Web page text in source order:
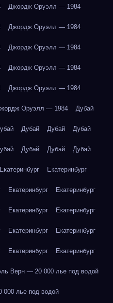
Джордж Оруэлл — 1984
Джордж Оруэлл — 1984
Джордж Оруэлл — 1984
Джордж Оруэлл — 1984
Джордж Оруэлл — 1984
Оруэлл — 1984 Дубай
Дубай Дубай Дубай
Дубай Дубай Дубай
Екатеринбург Екатеринбург
Екатеринбург Екатеринбург
Екатеринбург Екатеринбург
Екатеринбург Екатеринбург
Екатеринбург Екатеринбург
Верн — 20 000 лье под водой
лье под водой